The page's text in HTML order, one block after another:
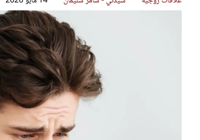
قصص ملهمة